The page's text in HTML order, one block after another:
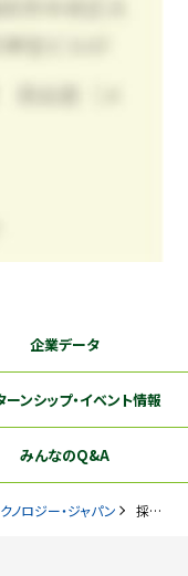
企業データ
ーンシップ・イベント情報
みんなのQ&A
ノロジー・ジャパン 採用データ